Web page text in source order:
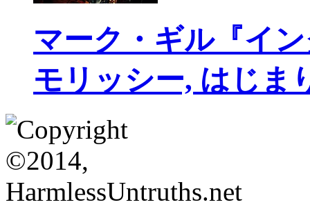
マーク・ギル『イ
モリッシー, はじま